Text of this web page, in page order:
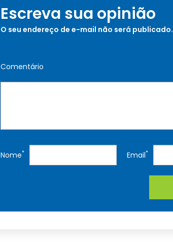
Escreva sua opinião
O seu endereço de e-mail não será publicado.
Comentário
Nome* Email*